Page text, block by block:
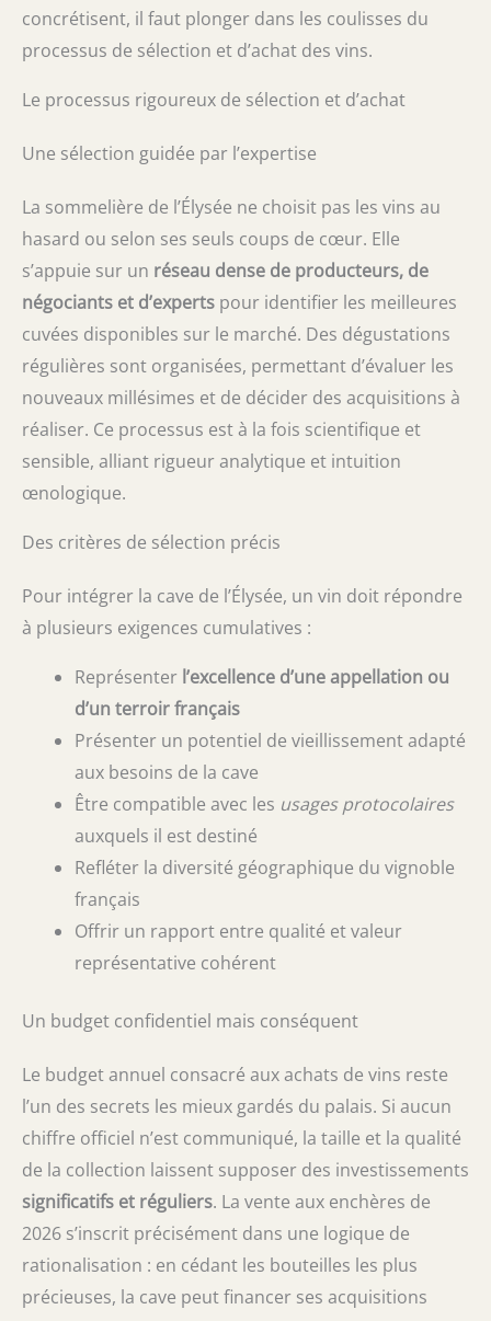
concrétisent, il faut plonger dans les coulisses du
processus de sélection et d’achat des vins.
Le processus rigoureux de sélection et d’achat
Une sélection guidée par l’expertise
La sommelière de l’Élysée ne choisit pas les vins au
hasard ou selon ses seuls coups de cœur. Elle
s’appuie sur un réseau dense de producteurs, de
négociants et d’experts pour identifier les meilleures
cuvées disponibles sur le marché. Des dégustations
régulières sont organisées, permettant d’évaluer les
nouveaux millésimes et de décider des acquisitions à
réaliser. Ce processus est à la fois scientifique et
sensible, alliant rigueur analytique et intuition
œnologique.
Des critères de sélection précis
Pour intégrer la cave de l’Élysée, un vin doit répondre
à plusieurs exigences cumulatives :
Représenter l’excellence d’une appellation ou
d’un terroir français
Présenter un potentiel de vieillissement adapté
aux besoins de la cave
Être compatible avec les usages protocolaires
auxquels il est destiné
Refléter la diversité géographique du vignoble
français
Offrir un rapport entre qualité et valeur
représentative cohérent
Un budget confidentiel mais conséquent
Le budget annuel consacré aux achats de vins reste
l’un des secrets les mieux gardés du palais. Si aucun
chiffre officiel n’est communiqué, la taille et la qualité
de la collection laissent supposer des investissements
significatifs et réguliers. La vente aux enchères de
2026 s’inscrit précisément dans une logique de
rationalisation : en cédant les bouteilles les plus
précieuses, la cave peut financer ses acquisitions